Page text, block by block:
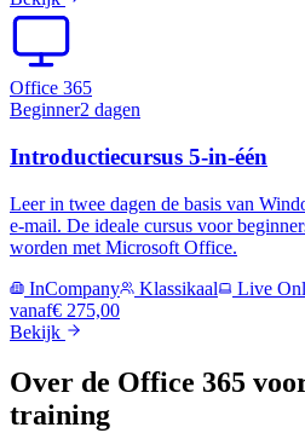
Office 365
Beginner2 dagen
Introductiecursus 5-in-één
Leer in twee dagen de basis van
e-mail. De ideale cursus voor
worden met Microsoft Office.
InCompany
Klassikaal Live
vanaf€ 275,00
Bekijk
Over de Office 365
training